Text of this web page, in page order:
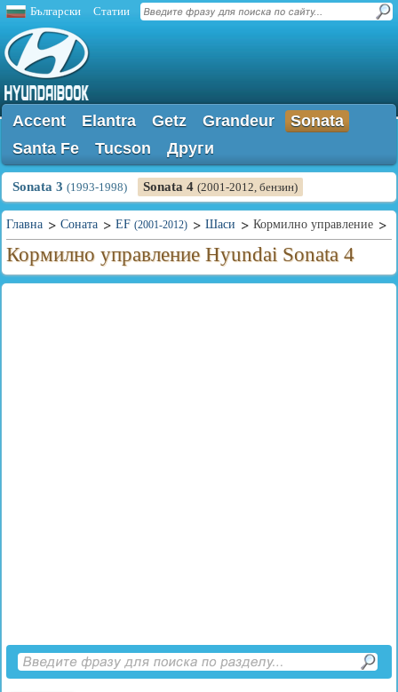
Български Статии
Accent Elantra Getz Grandeur
Sonata
Santa Fe
Tucson Други
Sonata 3 (1993-1998) Sonata 4 (2001-2012, бензин)
Главна Соната EF (2001-2012) Шаси Кормилно управление
Кормилно управление Hyundai Sonata 4